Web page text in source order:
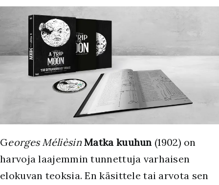
Georges Mélièsin Matka kuuhun (1902) on
harvoja laajemmin tunnettuja varhaisen
elokuvan teoksia. En käsittele tai arvota sen